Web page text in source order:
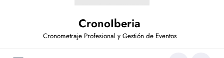
CronoIberia
Cronometraje Profesional y Gestión de Eventos